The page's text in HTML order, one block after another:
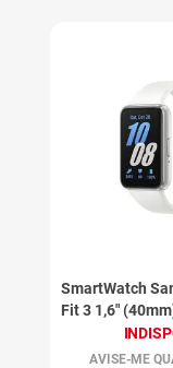
SmartWatch
Fit 3 1,6"
AVISE-ME